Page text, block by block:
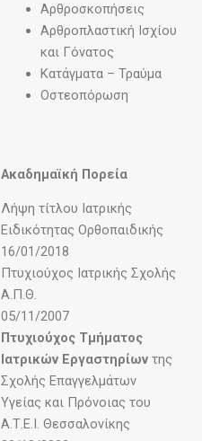
Αρθροσκοπήσεις
Αρθροπλαστική Ισχίου
και Γόνατος
Κατάγματα – Τραύμα
Οστεοπόρωση
Ακαδημαϊκή Πορεία
Λήψη τίτλου Ιατρικής
Ειδικότητας Ορθοπαιδικής
16/01/2018
Πτυχιούχος Ιατρικής Σχολής
Α.Π.Θ.
05/11/2007
Πτυχιούχος Τμήματος
Ιατρικών Εργαστηρίων της
Σχολής Επαγγελμάτων
Υγείας και Πρόνοιας του
Α.Τ.Ε.Ι. Θεσσαλονίκης